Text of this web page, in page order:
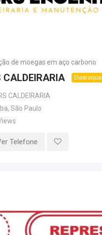
de moegas em aço carbono
CALDEIRARIA Destaque
CALDEIRARIA
, São Paulo
Telefone